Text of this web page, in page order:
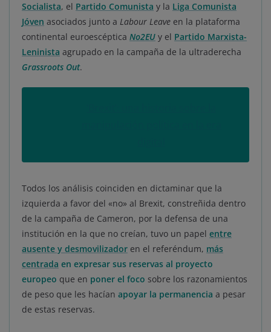
Socialista, el Partido Comunista y la Liga Comunista
Jóven asociados junto a Labour Leave en la plataforma
continental euroescéptica No2EU y el Partido Marxista-
Leninista agrupado en la campaña de la ultraderecha
Grassroots Out.
Todos los análisis coinciden en dictaminar que la
izquierda a favor del «no» al Brexit, constreñida dentro
de la campaña de Cameron, por la defensa de una
institución en la que no creían, tuvo un papel entre
ausente y desmovilizador en el referéndum, más
centrada en expresar sus reservas al proyecto
europeo que en poner el foco sobre los razonamientos
de peso que les hacían apoyar la permanencia a pesar
de estas reservas.